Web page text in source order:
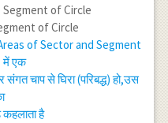
of Circle
of Sector and Segment
में एक
संगत चाप से घिरा (परिबद्ध) हो,उस
है